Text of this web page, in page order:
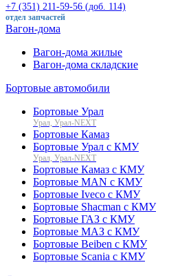
+7 (351) 211-59-56 (доб. 114)
отдел запчастей
Вагон-дома
Вагон-дома жилые
Вагон-дома складские
Бортовые автомобили
Бортовые Урал
Урал, Урал-NEXT
Бортовые Камаз
Бортовые Урал с КМУ
Урал, Урал-NEXT
Бортовые Камаз с КМУ
Бортовые MAN с КМУ
Бортовые Iveco с КМУ
Бортовые Shacman с КМУ
Бортовые ГАЗ с КМУ
Бортовые МАЗ с КМУ
Бортовые Beiben с КМУ
Бортовые Scania с КМУ